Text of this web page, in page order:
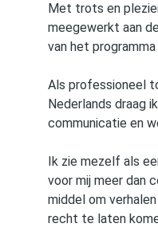
Met trots en
meegewerkt aan
van het
Als professioneel
Nederlands draag
communicatie en
Ik zie mezelf als
voor mij meer dan
middel om
recht te laten